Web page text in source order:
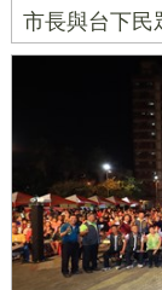
市長與台下民